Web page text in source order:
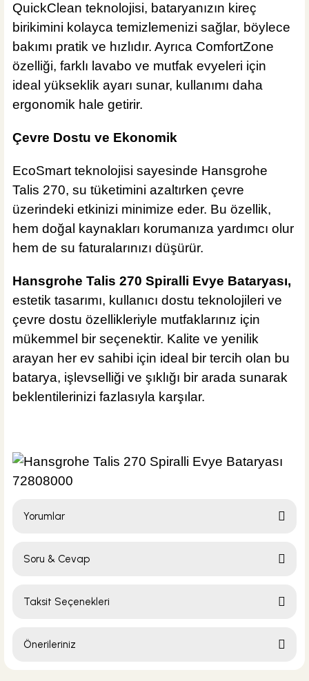
QuickClean teknolojisi, bataryanızın kireç
birikimini kolayca temizlemenizi sağlar, böylece
bakımı pratik ve hızlıdır. Ayrıca ComfortZone
özelliği, farklı lavabo ve mutfak evyeleri için
ideal yükseklik ayarı sunar, kullanımı daha
ergonomik hale getirir.
Çevre Dostu ve Ekonomik
EcoSmart teknolojisi sayesinde Hansgrohe
Talis 270, su tüketimini azaltırken çevre
üzerindeki etkinizi minimize eder. Bu özellik,
hem doğal kaynakları korumanıza yardımcı olur
hem de su faturalarınızı düşürür.
Hansgrohe Talis 270 Spiralli Evye Bataryası,
estetik tasarımı, kullanıcı dostu teknolojileri ve
çevre dostu özellikleriyle mutfaklarınız için
mükemmel bir seçenektir. Kalite ve yenilik
arayan her ev sahibi için ideal bir tercih olan bu
batarya, işlevselliği ve şıklığı bir arada sunarak
beklentilerinizi fazlasıyla karşılar.
Yorumlar
Soru & Cevap
Taksit Seçenekleri
Önerileriniz